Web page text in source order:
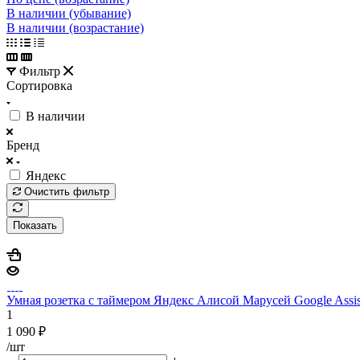
В наличии (убывание)
В наличии (возрастание)
Фильтр
Сортировка
В наличии
Бренд
Яндекс
Очистить фильтр
Показать
Умная розетка с таймером Яндекс Алисой Марусей Google
1
1 090 ₽
/шт